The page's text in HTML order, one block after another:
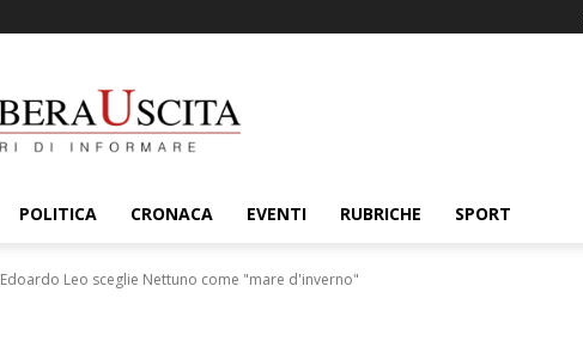
POLITICA CRONACA EVENTI RUBRICHE SPORT
Edoardo Leo sceglie Nettuno come "mare d'inverno"